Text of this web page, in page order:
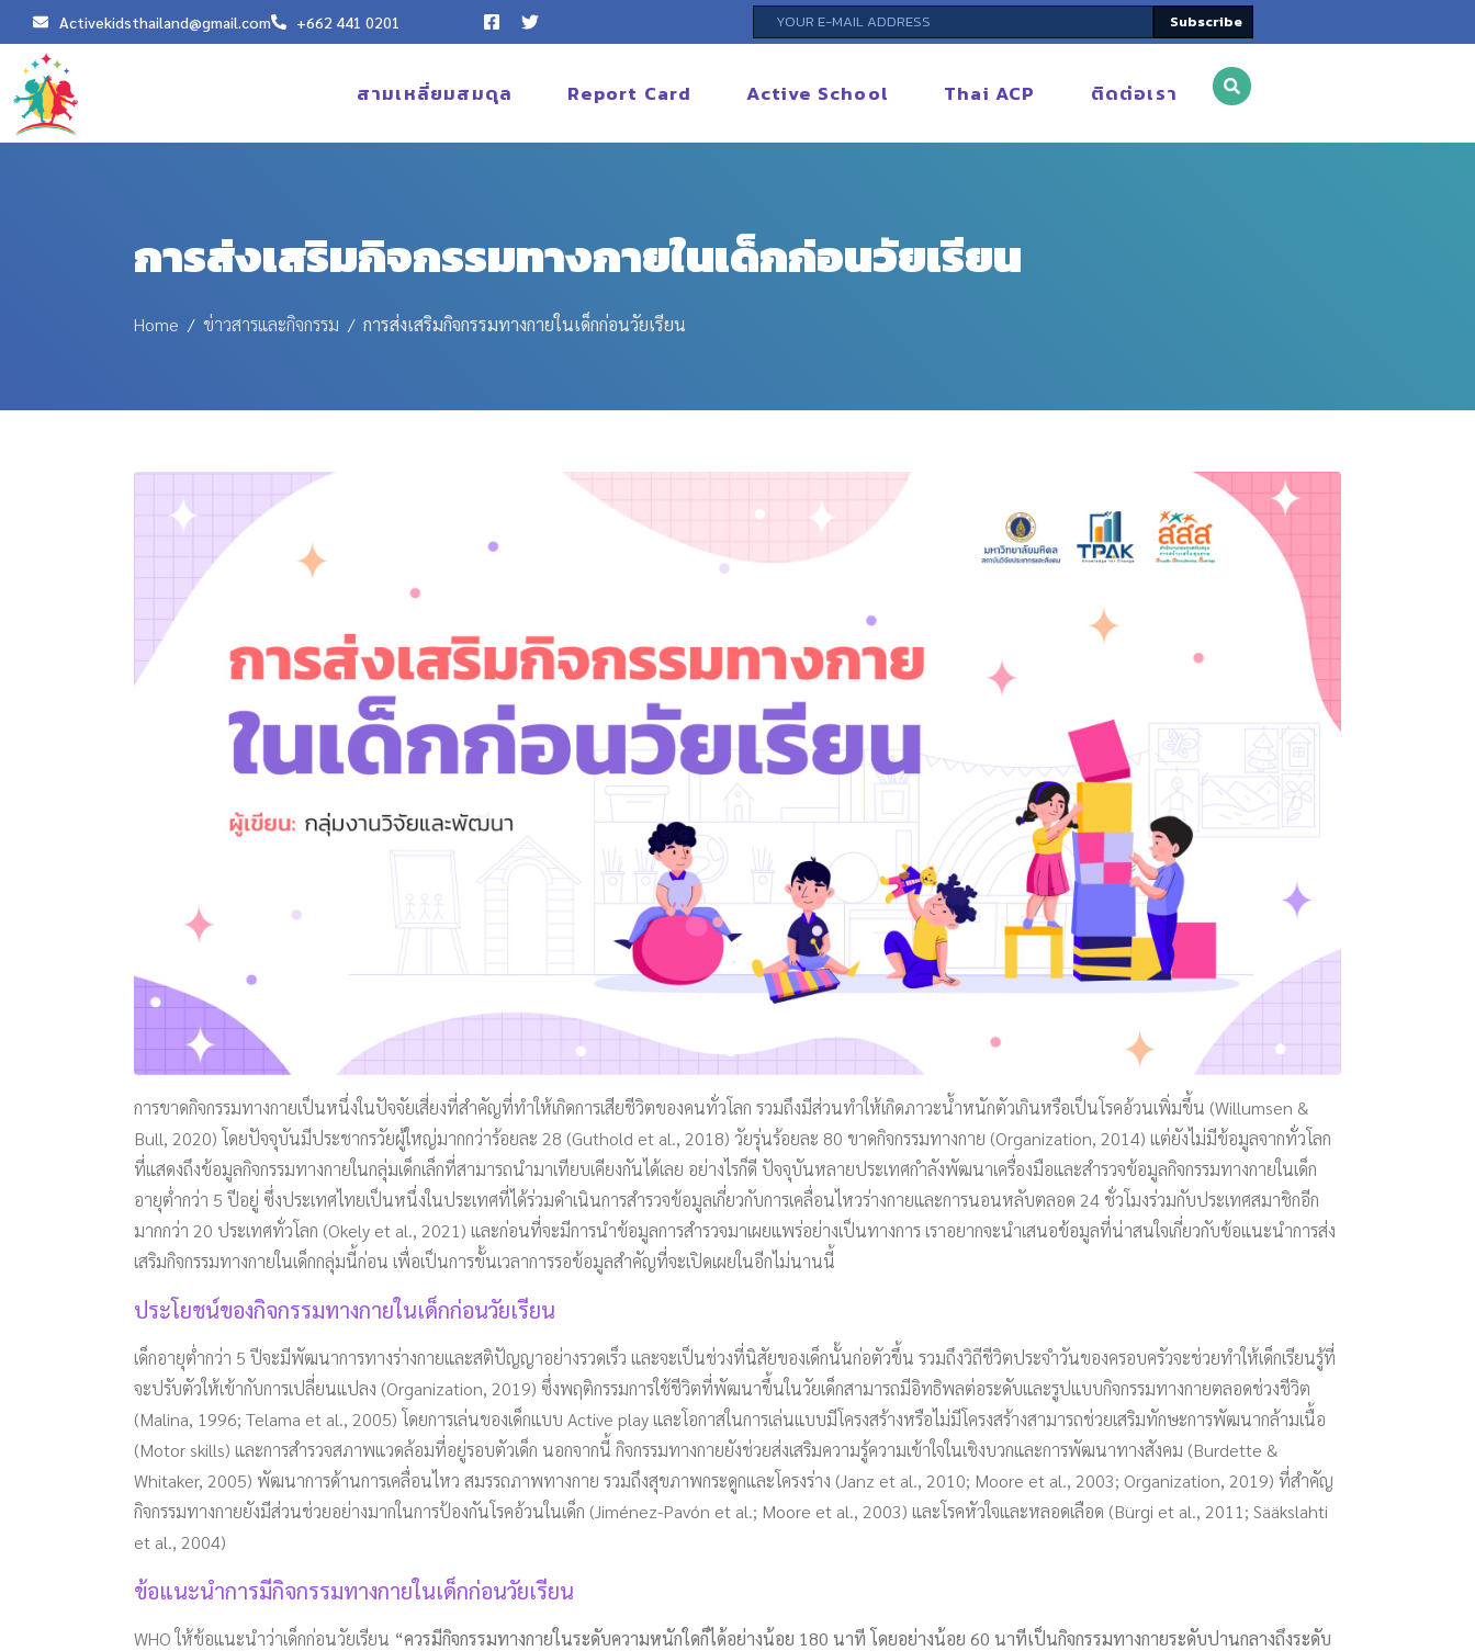
Activekidsthailand@gmail.com +662 441 0201 Subscribe
สามเหลี่ยมสมดุล Report Card Active School Thai ACP ติดต่อเรา
การส่งเสริมกิจกรรมทางกายในเด็กก่อนวัยเรียน
Home ข่าวสารและกิจกรรม การส่งเสริมกิจกรรมทางกายในเด็กก่อนวัยเรียน
การขาดกิจกรรมทางกายเป็นหนึ่งในปัจจัยเสี่ยงที่สำคัญที่ทำให้เกิดการเสียชีวิตของคนทั่วโลก รวมถึงมีส่วนทำให้เกิดภาวะน้ำหนักตัวเกินหรือเป็นโรคอ้วนเพิ่มขึ้น (Willumsen &
Bull, 2020) โดยปัจจุบันมีประชากรวัยผู้ใหญ่มากกว่าร้อยละ 28 (Guthold et al., 2018) วัยรุ่นร้อยละ 80 ขาดกิจกรรมทางกาย (Organization, 2014) แต่ยังไม่มีข้อมูลจากทั่วโลก
ที่แสดงถึงข้อมูลกิจกรรมทางกายในกลุ่มเด็กเล็กที่สามารถนำมาเทียบเคียงกันได้เลย อย่างไรก็ดี ปัจจุบันหลายประเทศกำลังพัฒนาเครื่องมือและสำรวจข้อมูลกิจกรรมทางกายในเด็ก
อายุต่ำกว่า 5 ปีอยู่ ซึ่งประเทศไทยเป็นหนึ่งในประเทศที่ได้ร่วมดำเนินการสำรวจข้อมูลเกี่ยวกับการเคลื่อนไหวร่างกายและการนอนหลับตลอด 24 ชั่วโมงร่วมกับประเทศสมาชิกอีก
มากกว่า 20 ประเทศทั่วโลก (Okely et al., 2021) และก่อนที่จะมีการนำข้อมูลการสำรวจมาเผยแพร่อย่างเป็นทางการ เราอยากจะนำเสนอข้อมูลที่น่าสนใจเกี่ยวกับข้อแนะนำการส่ง
เสริมกิจกรรมทางกายในเด็กกลุ่มนี้ก่อน เพื่อเป็นการขั้นเวลาการรอข้อมูลสำคัญที่จะเปิดเผยในอีกไม่นานนี้
ประโยชน์ของกิจกรรมทางกายในเด็กก่อนวัยเรียน
เด็กอายุต่ำกว่า 5 ปีจะมีพัฒนาการทางร่างกายและสติปัญญาอย่างรวดเร็ว และจะเป็นช่วงที่นิสัยของเด็กนั้นก่อตัวขึ้น รวมถึงวิถีชีวิตประจำวันของครอบครัวจะช่วยทำให้เด็กเรียนรู้ที่
จะปรับตัวให้เข้ากับการเปลี่ยนแปลง (Organization, 2019) ซึ่งพฤติกรรมการใช้ชีวิตที่พัฒนาขึ้นในวัยเด็กสามารถมีอิทธิพลต่อระดับและรูปแบบกิจกรรมทางกายตลอดช่วงชีวิต
(Malina, 1996; Telama et al., 2005) โดยการเล่นของเด็กแบบ Active play และโอกาสในการเล่นแบบมีโครงสร้างหรือไม่มีโครงสร้างสามารถช่วยเสริมทักษะการพัฒนากล้ามเนื้อ
(Motor skills) และการสำรวจสภาพแวดล้อมที่อยู่รอบตัวเด็ก นอกจากนี้ กิจกรรมทางกายยังช่วยส่งเสริมความรู้ความเข้าใจในเชิงบวกและการพัฒนาทางสังคม (Burdette &
Whitaker, 2005) พัฒนาการด้านการเคลื่อนไหว สมรรถภาพทางกาย รวมถึงสุขภาพกระดูกและโครงร่าง (Janz et al., 2010; Moore et al., 2003; Organization, 2019) ที่สำคัญ
กิจกรรมทางกายยังมีส่วนช่วยอย่างมากในการป้องกันโรคอ้วนในเด็ก (Jiménez-Pavón et al.; Moore et al., 2003) และโรคหัวใจและหลอดเลือด (Bürgi et al., 2011; Sääkslahti
et al., 2004)
ข้อแนะนำการมีกิจกรรมทางกายในเด็กก่อนวัยเรียน
WHO ให้ข้อแนะนำว่าเด็กก่อนวัยเรียน “ควรมีกิจกรรมทางกายในระดับความหนักใดก็ได้อย่างน้อย 180 นาที โดยอย่างน้อย 60 นาทีเป็นกิจกรรมทางกายระดับปานกลางถึงระดับ